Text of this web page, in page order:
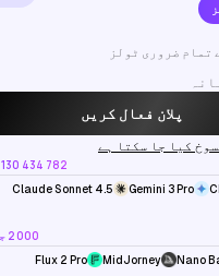
تمام ضروری ٹولز
پلان فعال کریں
کیا جا سکتا ہے
130 434 782 الفاظ تک
Gemini 3 Pro
Claude Sonnet 4.5
2 000 جنریشن تک
Nano
MidJorney
Flux 2 Pro